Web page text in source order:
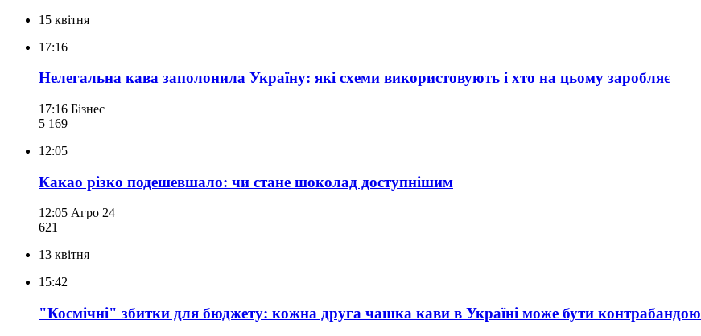
15 квітня
17:16
Нелегальна кава заполонила Україну: які схеми використовують і хто на цьому заробляє
17:16 Бізнес
5 169
12:05
Какао різко подешевшало: чи стане шоколад доступнішим
12:05 Агро 24
621
13 квітня
15:42
"Космічні" збитки для бюджету: кожна друга чашка кави в Україні може бути контрабандою